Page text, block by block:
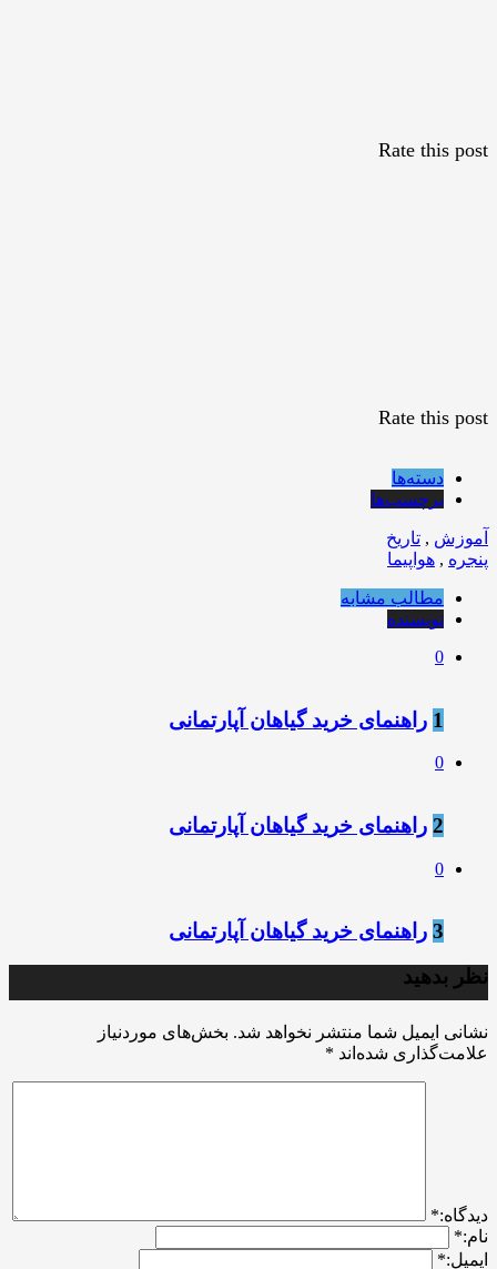
Rate this post
Rate this post
دسته‌ها
برچسب‌ها
آموزش , تاریخ
پنجره , هواپیما
مطالب مشابه
نویسنده
0
1 راهنمای خرید گیاهان آپارتمانی
0
2 راهنمای خرید گیاهان آپارتمانی
0
3 راهنمای خرید گیاهان آپارتمانی
نظر بدهید
نشانی ایمیل شما منتشر نخواهد شد. بخش‌های موردنیاز
علامت‌گذاری شده‌اند *
ديدگاه:*
نام:*
ایمیل:*